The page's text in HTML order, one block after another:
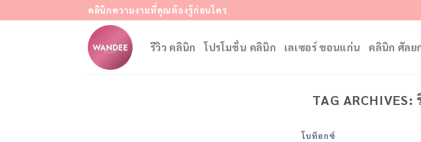
คลินิกความงามที่คุณต้องรู้ก่อนใคร
รีวิว คลินิก โปรโมชั่น คลินิก เลเซอร์ ขอนแก่น คลินิก ศัลย
TAG ARCHIVES:
โบท็อกซ์